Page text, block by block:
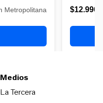
Medios
La TerceraOpens in new